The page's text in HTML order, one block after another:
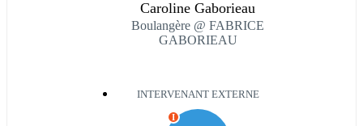
Caroline Gaborieau
Boulangère @ FABRICE
GABORIEAU
INTERVENANT EXTERNE
I